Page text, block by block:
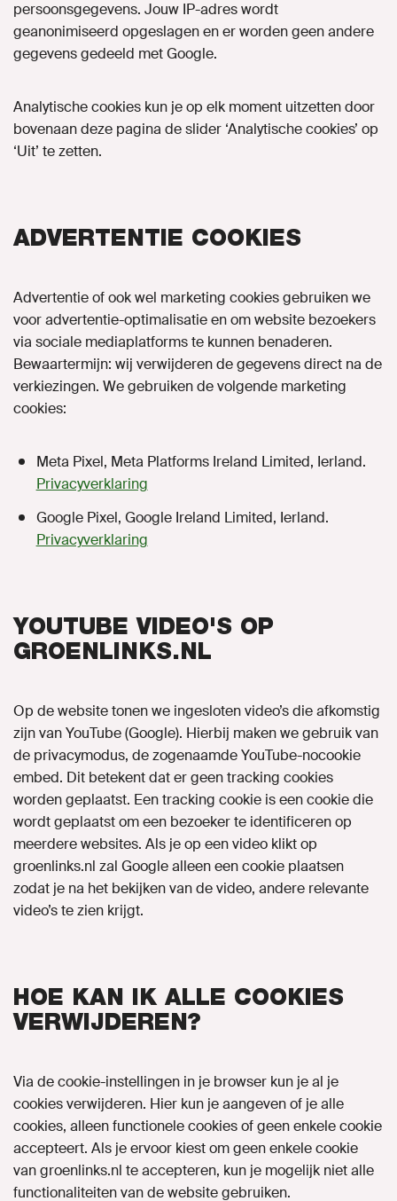
persoonsgegevens. Jouw IP-adres wordt
geanonimiseerd opgeslagen en er worden geen andere
gegevens gedeeld met Google.
Analytische cookies kun je op elk moment uitzetten door
bovenaan deze pagina de slider ‘Analytische cookies’ op
‘Uit’ te zetten.
ADVERTENTIE COOKIES
Advertentie of ook wel marketing cookies gebruiken we
voor advertentie-optimalisatie en om website bezoekers
via sociale mediaplatforms te kunnen benaderen.
Bewaartermijn: wij verwijderen de gegevens direct na de
verkiezingen. We gebruiken de volgende marketing
cookies:
Meta Pixel, Meta Platforms Ireland Limited, Ierland.
Privacyverklaring
Google Pixel, Google Ireland Limited, Ierland.
Privacyverklaring
YOUTUBE VIDEO'S OP
GROENLINKS.NL
Op de website tonen we ingesloten video’s die afkomstig
zijn van YouTube (Google). Hierbij maken we gebruik van
de privacymodus, de zogenaamde YouTube-nocookie
embed. Dit betekent dat er geen tracking cookies
worden geplaatst. Een tracking cookie is een cookie die
wordt geplaatst om een bezoeker te identificeren op
meerdere websites. Als je op een video klikt op
groenlinks.nl zal Google alleen een cookie plaatsen
zodat je na het bekijken van de video, andere relevante
video’s te zien krijgt.
HOE KAN IK ALLE COOKIES
VERWIJDEREN?
Via de cookie-instellingen in je browser kun je al je
cookies verwijderen. Hier kun je aangeven of je alle
cookies, alleen functionele cookies of geen enkele cookie
accepteert. Als je ervoor kiest om geen enkele cookie
van groenlinks.nl te accepteren, kun je mogelijk niet alle
functionaliteiten van de website gebruiken.